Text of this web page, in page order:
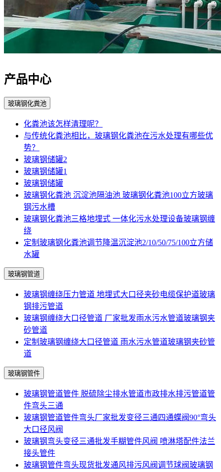
产品中心
玻璃钢化粪池
化粪池该怎样清理呢？
与传统化粪池相比，玻璃钢化粪池在污水处理有哪些优
势？
玻璃钢储罐2
玻璃钢储罐1
玻璃钢储罐
玻璃钢化粪池 沉淀池隔油池 玻璃钢化粪池100立方玻璃
钢污水槽
玻璃钢化粪池三格地埋式 一体化污水处理设备玻璃钢缠
绕
定制玻璃钢化粪池调节降温沉淀池2/10/50/75/100立方储
水罐
玻璃钢管道
玻璃钢缠绕压力管道 地埋式大口径夹砂电缆保护道玻璃
钢排污管道
玻璃钢缠绕大口径管道 厂家批发雨水污水管道玻璃钢夹
砂管道
定制玻璃钢缠绕大口径管道 雨水污水管道玻璃钢夹砂管
道
玻璃钢管件
玻璃钢管道管件 脱硫除尘排水管道市政排水排污管道管
件弯头三通
玻璃钢管道管件弯头厂家批发变径三通四通蝶阀90°弯头
大口径风阀
玻璃钢弯头变径三通批发手糊管件风阀 喷淋塔配件法兰
接头管件
玻璃钢管件弯头现货批发通风排污风阀调节球阀玻璃钢